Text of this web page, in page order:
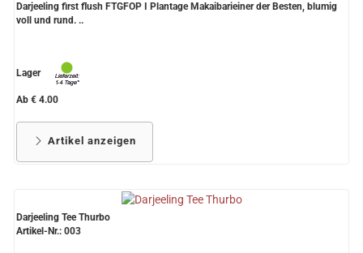
Darjeeling first flush FTGFOP I Plantage Makaibarieiner der Besten, blumig
voll und rund. ..
Lager
Ab € 4.00
Artikel anzeigen
Darjeeling Tee Thurbo
Artikel-Nr.: 003